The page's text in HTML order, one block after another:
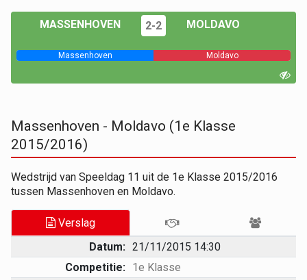
MASSENHOVEN 2-2 MOLDAVO
Massenhoven Moldavo
Massenhoven - Moldavo (1e Klasse
2015/2016)
Wedstrijd van Speeldag 11 uit de 1e Klasse 2015/2016
tussen Massenhoven en Moldavo.
Verslag
Datum: 21/11/2015 14:30
Competitie: 1e Klasse